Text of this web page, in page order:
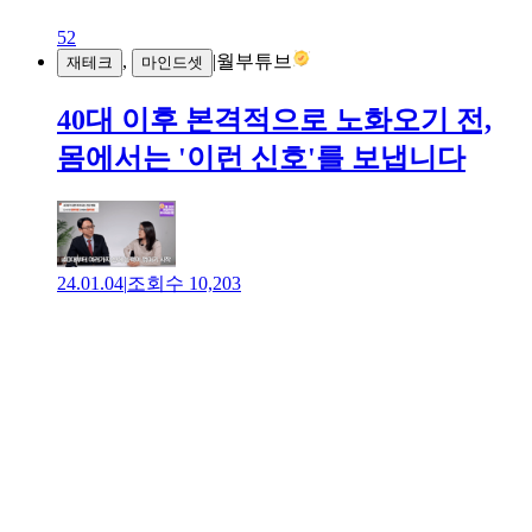
52
재테크 , 마인드셋 |월부튜브
40대 이후 본격적으로 노화오기 전,
몸에서는 '이런 신호'를 보냅니다
24.01.04|조회수 10,203